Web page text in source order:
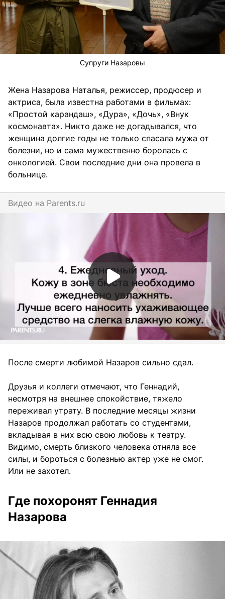
Супруги Назаровы
Жена Назарова Наталья, режиссер, продюсер и
актриса, была известна работами в фильмах:
«Простой карандаш», «Дура», «Дочь», «Внук
космонавта». Никто даже не догадывался, что
женщина долгие годы не только спасала мужа от
болезни, но и сама мужественно боролась с
онкологией. Свои последние дни она провела в
больнице.
Видео на parents.ru
После смерти любимой Назаров сильно сдал.
Друзья и коллеги отмечают, что Геннадий,
несмотря на внешнее спокойствие, тяжело
переживал утрату. В последние месяцы жизни
Назаров продолжал работать со студентами,
вкладывая в них всю свою любовь к театру.
Видимо, смерть близкого человека отняла все
силы, и бороться с болезнью актер уже не смог.
Или не захотел.
Где похоронят Геннадия
Назарова